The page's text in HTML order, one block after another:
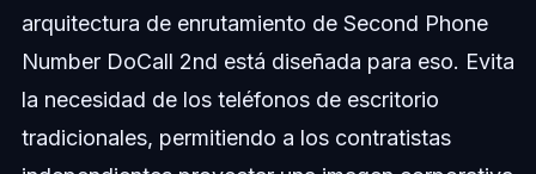
arquitectura de enrutamiento de Second Phone
Number DoCall 2nd está diseñada para eso. Evita
la necesidad de los teléfonos de escritorio
tradicionales, permitiendo a los contratistas